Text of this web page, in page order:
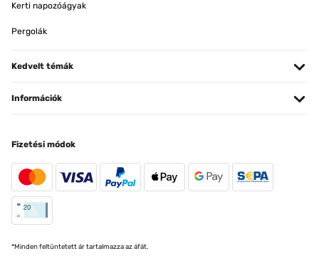
Kerti napozóágyak
Pergolák
Kedvelt témák
Információk
Fizetési módok
*Minden feltüntetett ár tartalmazza az áfát.